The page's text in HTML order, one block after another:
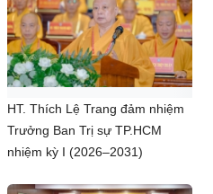
HT. Thích Lệ Trang đảm nhiệm
Trưởng Ban Trị sự TP.HCM
nhiệm kỳ I (2026–2031)